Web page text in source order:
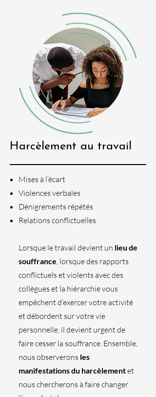
Harcèlement au travail
Mises à l’écart
Violences verbales
Dénigrements répétés
Relations conflictuelles
Lorsque le travail devient un lieu de
souffrance, lorsque des rapports
conflictuels et violents avec des
collègues et la hiérarchie vous
empêchent d’exercer votre activité
et débordent sur votre vie
personnelle, il devient urgent de
faire cesser la souffrance. Ensemble,
nous observerons les
manifestations du harcèlementet
nous chercherons à faire changer